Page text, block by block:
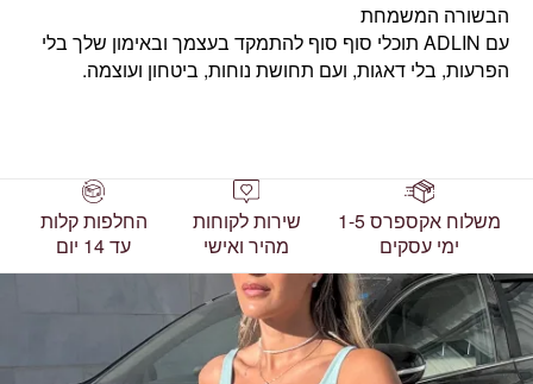
הבשורה המשמחת
עם ADLIN תוכלי סוף סוף להתמקד בעצמך ובאימון שלך בלי
הפרעות, בלי דאגות, ועם תחושת נוחות, ביטחון ועוצמה.
משלוח אקספרס 1-5
ימי עסקים
שירות לקוחות
מהיר ואישי
החלפות קלות
עד 14 יום